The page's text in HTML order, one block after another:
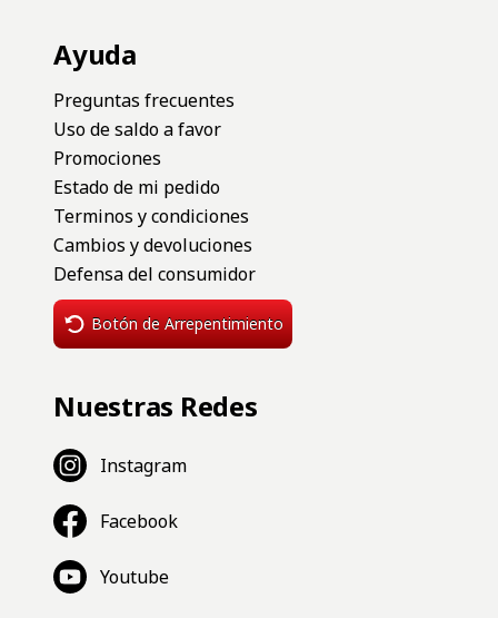
Ayuda
Preguntas frecuentes
Uso de saldo a favor
Promociones
Estado de mi pedido
Terminos y condiciones
Cambios y devoluciones
Defensa del consumidor
Botón de Arrepentimiento
Nuestras Redes
Instagram
Facebook
Youtube